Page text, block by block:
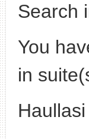
Search
You
in